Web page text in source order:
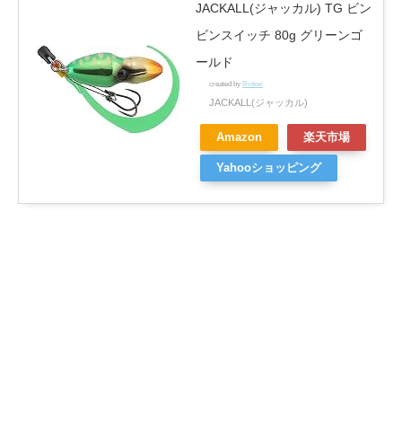
JACKALL(ジャッカル) TG ビン
ビンスイッチ 80g グリーンゴ
ールド
created by Rinker
JACKALL(ジャッカル)
Amazon 楽天市場
Yahooショッピング